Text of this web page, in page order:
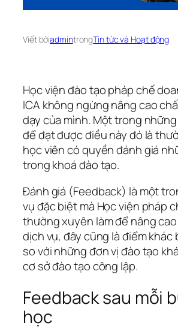
Viết bởiadmintrongTin tức và Hoạt động
Học viện đào tạo pháp chế
ICA không ngừng nâng cao
dạy của mình. Một trong
để đạt được điều này đó là
học viên có quyền đánh giá
trong khoá đào tạo.
Đánh giá (Feedback) là một
vụ đặc biệt mà Học viện pháp
thường xuyên làm để nâng
dịch vụ, đây cũng là điểm khác
so với những đơn vị đào tạo
cơ sở đào tạo công lập.
Feedback sau mỗi
học